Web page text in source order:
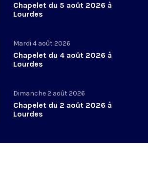
Chapelet du 5 août 2026 à
Lourdes
Mardi 4 août 2026
Chapelet du 4 août 2026 à
Lourdes
Dimanche 2 août 2026
Chapelet du 2 août 2026 à
Lourdes